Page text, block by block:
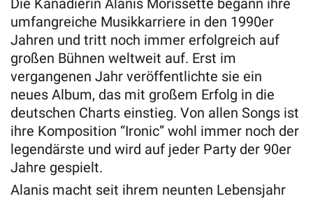
Die Kanadierin Alanis Morissette begann ihre
umfangreiche Musikkarriere in den 1990er
Jahren und tritt noch immer erfolgreich auf
großen Bühnen weltweit auf. Erst im
vergangenen Jahr veröffentlichte sie ein
neues Album, das mit großem Erfolg in die
deutschen Charts einstieg. Von allen Songs ist
ihre Komposition “Ironic” wohl immer noch der
legendärste und wird auf jeder Party der 90er
Jahre gespielt.
Alanis macht seit ihrem neunten Lebensjahr